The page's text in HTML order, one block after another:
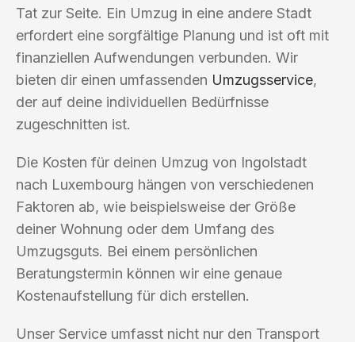
Tat zur Seite. Ein Umzug in eine andere Stadt
erfordert eine sorgfältige Planung und ist oft mit
finanziellen Aufwendungen verbunden. Wir
bieten dir einen umfassenden Umzugsservice,
der auf deine individuellen Bedürfnisse
zugeschnitten ist.
Die Kosten für deinen Umzug von Ingolstadt
nach Luxembourg hängen von verschiedenen
Faktoren ab, wie beispielsweise der Größe
deiner Wohnung oder dem Umfang des
Umzugsguts. Bei einem persönlichen
Beratungstermin können wir eine genaue
Kostenaufstellung für dich erstellen.
Unser Service umfasst nicht nur den Transport